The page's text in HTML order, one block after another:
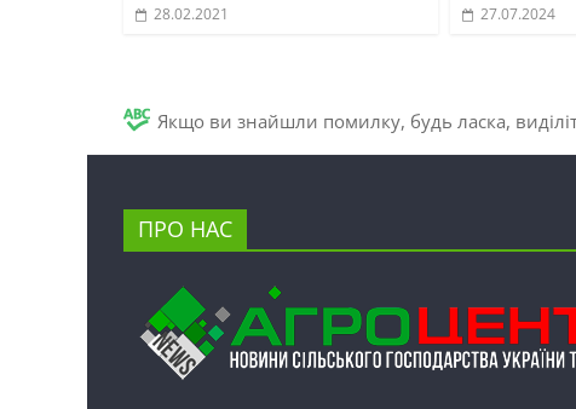
28.02.2021 27.07.2024
Якщо ви знайшли помилку, будь ласка,
ПРО НАС